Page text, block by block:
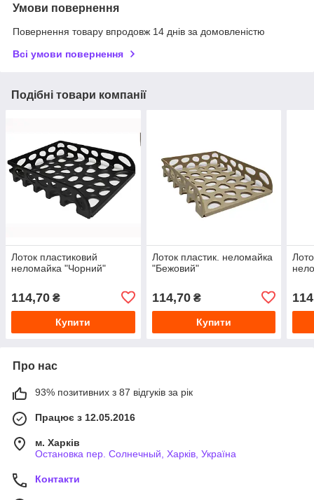
Умови повернення
Повернення товару впродовж 14 днів за домовленістю
Всі умови повернення
Подібні товари компанії
Лоток пластиковий
неломайка "Чорний"
114,70 ₴
Купити
Лоток пластик. неломайка
"Бежовий"
114,70₴
Купити
Про нас
93% позитивних з 87 відгуків за рік
Працює з 12.05.2016
м. Харків
Остановка пер. Солнечный, Харків, Україна
Контакти